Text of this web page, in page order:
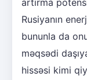
Rusiyanın
bununla da
məqsədi
hissəsi kimi